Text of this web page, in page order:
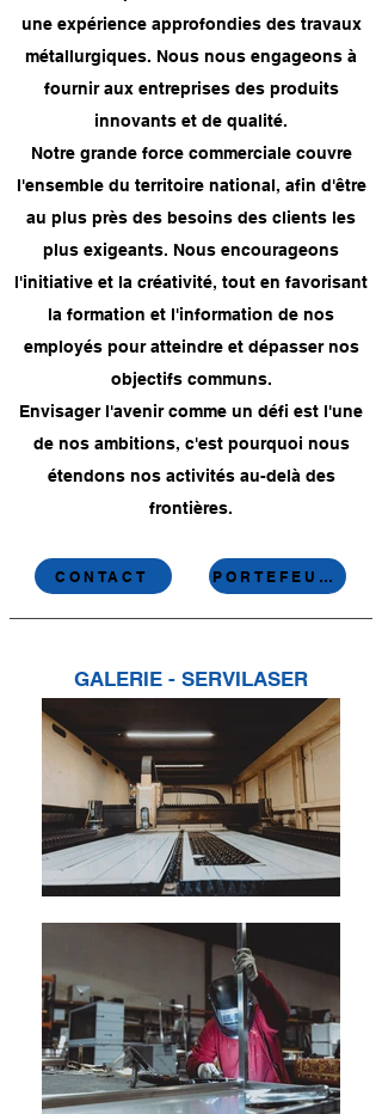
une expérience approfondies des travaux
métallurgiques. Nous nous engageons à
fournir aux entreprises des produits
innovants et de qualité.
Notre grande force commerciale couvre
l'ensemble du territoire national, afin d'être
au plus près des besoins des clients les
plus exigeants. Nous encourageons
l'initiative et la créativité, tout en favorisant
la formation et l'information de nos
employés pour atteindre et dépasser nos
objectifs communs.
Envisager l'avenir comme un défi est l'une
de nos ambitions, c'est pourquoi nous
étendons nos activités au-delà des
frontières.
CONTACT PORTEFEUILLE
GALERIE - SERVILASER